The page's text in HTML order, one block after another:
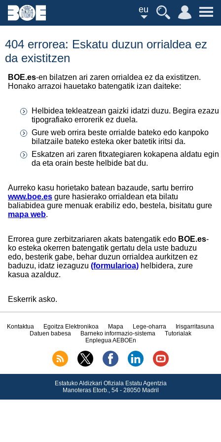
eu
404 errorea: Eskatu duzun orrialdea ez
da existitzen
BOE.es-en bilatzen ari zaren orrialdea ez da existitzen.
Honako arrazoi hauetako batengatik izan daiteke:
Helbidea tekleatzean gaizki idatzi duzu. Begira ezazu
tipografiako errorerik ez duela.
Gure web orrira beste orrialde bateko edo kanpoko
bilatzaile bateko esteka oker batetik iritsi da.
Eskatzen ari zaren fitxategiaren kokapena aldatu egin
da eta orain beste helbide bat du.
Aurreko kasu horietako batean bazaude, sartu berriro
www.boe.es gure hasierako orrialdean eta bilatu
baliabidea gure menuak erabiliz edo, bestela, bisitatu gure
mapa web.
Errorea gure zerbitzariaren akats batengatik edo BOE.es-
ko esteka okerren batengatik gertatu dela uste baduzu
edo, besterik gabe, behar duzun orrialdea aurkitzen ez
baduzu, idatz iezaguzu (formularioa) helbidera, zure
kasua azalduz.
Eskerrik asko.
Kontaktua Egoitza Elektronikoa Mapa Lege-oharra
Irisgarritasuna
Datuen babesa
Barneko informazio-sistema
Tutorialak
Enplegua AEBOEn
Estatuko Aldizkari Ofiziala Estatu Agentzia
Manoteras Etorb., 54 - 28050 Madril